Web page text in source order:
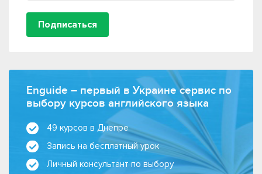
Подписаться
Enguide – первый в Украине сервис по
выбору курсов английского языка
49 курсов в Днепре
Запись на бесплатный урок
Личный консультант по выбору